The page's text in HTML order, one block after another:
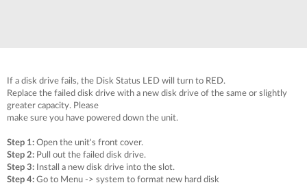
If a disk drive fails, the Disk Status LED will turn to RED.
Replace the failed disk drive with a new disk drive of the same or slightly
greater capacity. Please
make sure you have powered down the unit.
Step 1: Open the unit's front cover.
Step 2: Pull out the failed disk drive.
Step 3: Install a new disk drive into the slot.
Step 4: Go to Menu -> system to format new hard disk